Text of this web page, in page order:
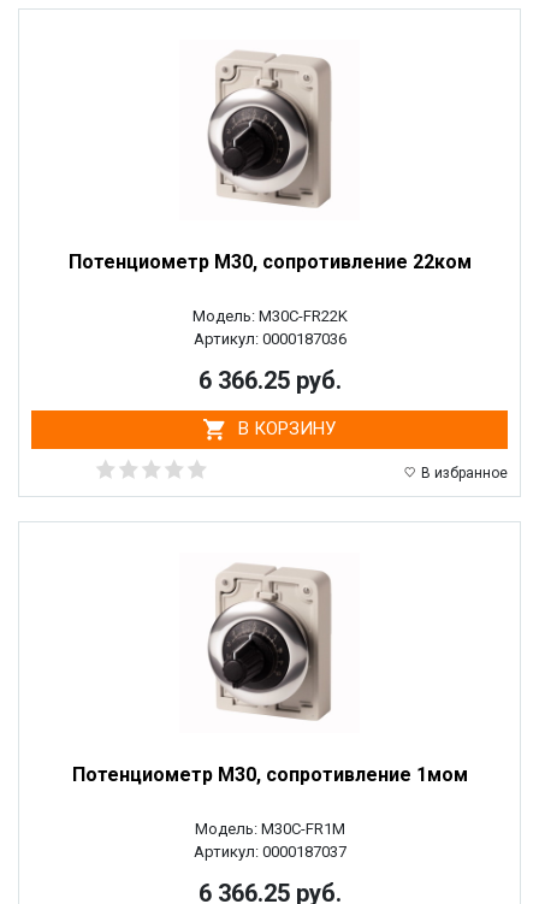
Потенциометр M30, сопротивление 22ком
Модель: M30C-FR22K
Артикул: 0000187036
6 366.25 руб.
В КОРЗИНУ
В избранное
Потенциометр M30, сопротивление 1мом
Модель: M30C-FR1M
Артикул: 0000187037
6 366.25 руб.